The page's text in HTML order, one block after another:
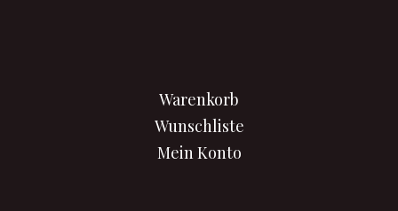
Warenkorb
Wunschliste
Mein Konto